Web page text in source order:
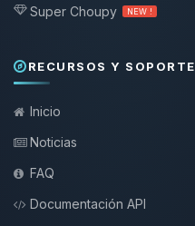
Super Choupy NEW !
RECURSOS Y SOPORTE
Inicio
Noticias
FAQ
Documentación API